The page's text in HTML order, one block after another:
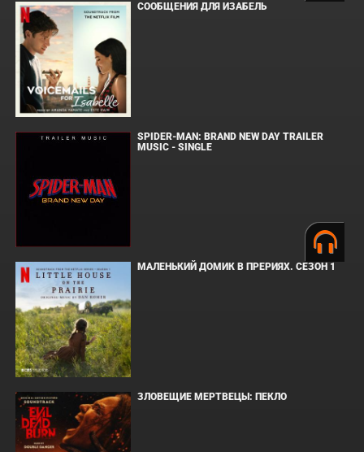
СООБЩЕНИЯ ДЛЯ ИЗАБЕЛЬ
SPIDER-MAN: BRAND NEW DAY TRAILER
MUSIC - SINGLE
МАЛЕНЬКИЙ ДОМИК В ПРЕРИЯХ. СЕЗОН 1
ЗЛОВЕЩИЕ МЕРТВЕЦЫ: ПЕКЛО